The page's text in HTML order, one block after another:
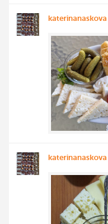
katerinanaskova
katerinanaskova